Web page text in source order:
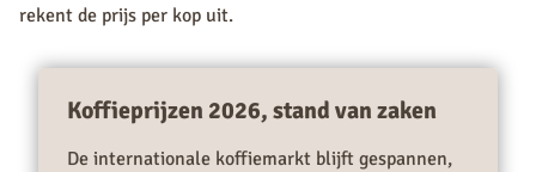
rekent de prijs per kop uit.
Koffieprijzen 2026, stand van zaken
De internationale koffiemarkt blijft gespannen,